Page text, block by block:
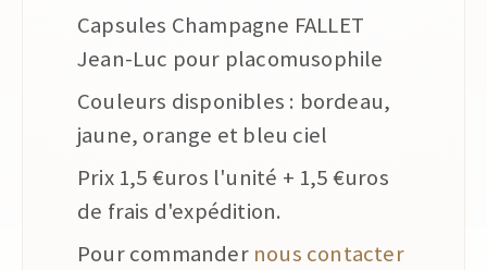
Capsules Champagne FALLET
Jean-Luc pour placomusophile
Couleurs disponibles : bordeau,
jaune, orange et bleu ciel
Prix 1,5 €uros l'unité + 1,5 €uros
de frais d'expédition.
Pour commander nous contacter